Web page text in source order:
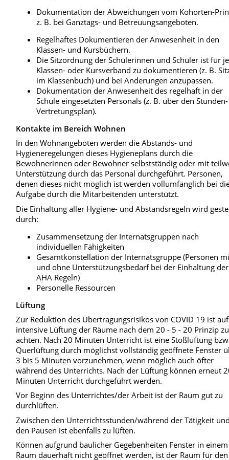
Dokumentation der Abweichungen vom Kohorten-
z. B. bei Ganztags- und Betreuungsangeboten.
Regelhaftes Dokumentieren der Anwesenheit in den
Klassen- und Kursbüchern.
Die Sitzordnung der Schülerinnen und Schüler ist für
Klassen- oder Kursverband zu dokumentieren (z. B.
im Klassenbuch) und bei Änderungen anzupassen.
Dokumentation der Anwesenheit des regelhaft in der
Schule eingesetzten Personals (z. B. über den
Vertretungsplan).
Kontakte im Bereich Wohnen
In den Wohnangeboten werden die Abstands- und
Hygieneregelungen dieses Hygieneplans durch die
Bewohnerinnen oder Bewohner selbstständig oder mit
Unterstützung durch das Personal durchgeführt. Personen,
denen dieses nicht möglich ist werden vollumfänglich bei
Aufgabe durch die Mitarbeitenden unterstützt.
Die Einhaltung aller Hygiene- und Abstandsregeln wird
durch:
Zusammensetzung der Internatsgruppen nach
individuellen Fähigkeiten
Gesamtkonstellation der Internatsgruppe (Personen
und ohne Unterstützungsbedarf bei der Einhaltung der
AHA Regeln)
Personelle Ressourcen
Lüftung
Zur Reduktion des Übertragungsrisikos von COVID 19 ist
intensive Lüftung der Räume nach dem 20 - 5 - 20 Prinzip zu
achten. Nach 20 Minuten Unterricht ist eine Stoßlüftung
Querlüftung durch möglichst vollständig geöffnete Fenster
3 bis 5 Minuten vorzunehmen, wenn möglich auch öfter
während des Unterrichts. Nach der Lüftung können erneut
Minuten Unterricht durchgeführt werden.
Vor Beginn des Unterrichtes/der Arbeit ist der Raum gut zu
durchlüften.
Zwischen den Unterrichtsstunden/während der Tätigkeit
den Pausen ist ebenfalls zu lüften.
Können aufgrund baulicher Gegebenheiten Fenster in einem
Raum dauerhaft nicht geöffnet werden, ist der Raum für den